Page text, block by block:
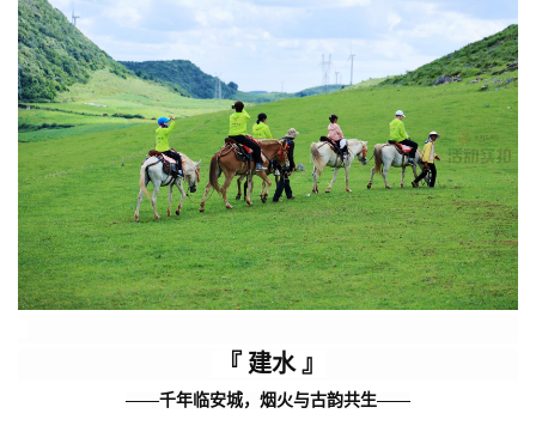
『 建水』
——千年临安城，烟火与古韵共生——